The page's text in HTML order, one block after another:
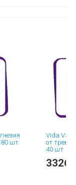
Vida Vahva 5-
от
3326,83 ₽